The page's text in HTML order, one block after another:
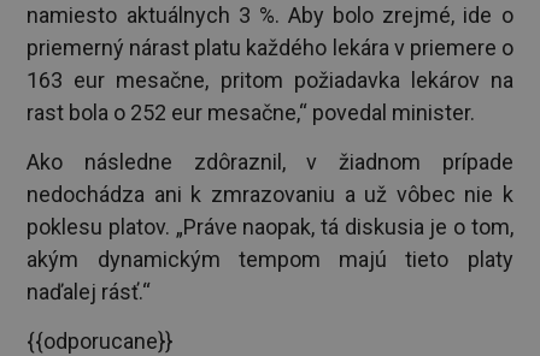
namiesto aktuálnych 3 %. Aby bolo zrejmé, ide o
priemerný nárast platu každého lekára v priemere o
163 eur mesačne, pritom požiadavka lekárov na
rast bola o 252 eur mesačne,“ povedal minister.
Ako následne zdôraznil, v žiadnom prípade
nedochádza ani k zmrazovaniu a už vôbec nie k
poklesu platov. „Práve naopak, tá diskusia je o tom,
akým dynamickým tempom majú tieto platy
naďalej rásť.“
{{odporucane}}